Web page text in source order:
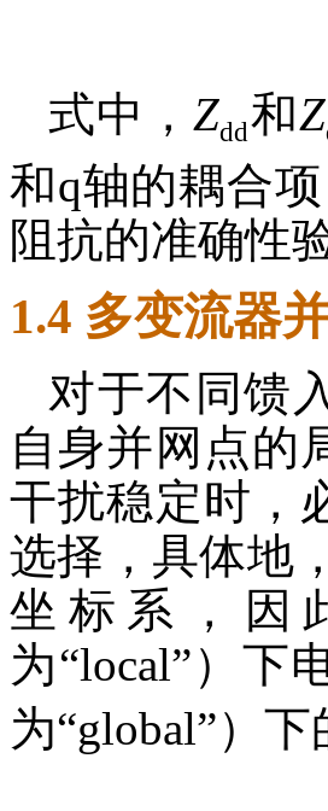
式中，Zdd和Z
和q轴的耦合
阻抗的准确性
1.4 多变流器
对于不同馈
自身并网点的
干扰稳定时，
选择，具体地
坐标系，因
为“local”）下
为“global”）